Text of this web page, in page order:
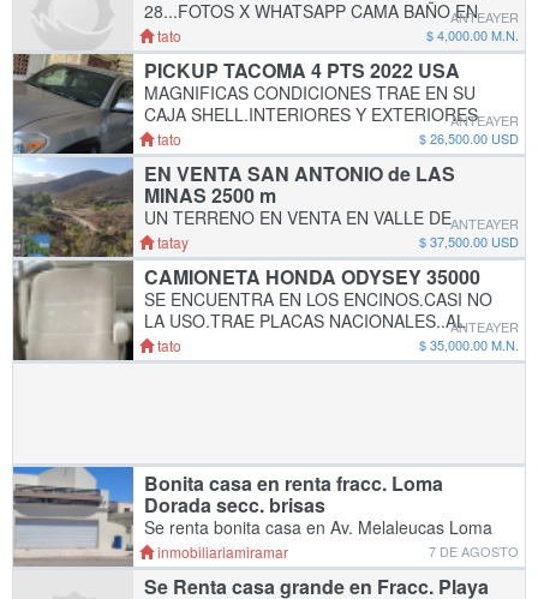
28...FOTOS X WHATSAPP CAMA BAÑO EN
SU HABITACION.SE COMPARTE REFRI.
ESTUFA .LAVADORA ETC..Envio Videos por
WHATSAPP..Hay de 4000 de 2do piso
tato
ANTEAYER
$ 4,000.00 M.N.
PICKUP TACOMA 4 PTS 2022 USA
MAGNIFICAS CONDICIONES TRAE EN SU
CAJA SHELL.INTERIORES Y EXTERIORES
MOTOR Y TRANSMISION 100%..AQUI EN
ENSENADA.LLAMENOS 646 161 6228 X
WHATSAPP ENVIAMOS FOTOS..ES
AMERICANA CON SU
tato
ANTEAYER
$ 26,500.00 USD
EN VENTA SAN ANTONIO de LAS
MINAS 2500 m
UN TERRENO EN VENTA EN VALLE DE
GUADALUPE SECCION SAN ANTONIO DE
LAS MINAS TERRENO DE 2500 METROS
CON OPCION HASTA 1 HECTAREA,
PROPIEDAD PRIVADA, RUSTICO, EN LOMA
CON VISTA, ACCESO
tatay
ANTEAYER
$ 37,500.00 USD
CAMIONETA HONDA ODYSEY 35000
SE ENCUENTRA EN LOS ENCINOS.CASI NO
LA USO.TRAE PLACAS NACIONALES..AL
COMPRARMELA LA ENTREGO DADA DE
BAJA.BUEN MOTOR Y TRANSMISION Y
tato
ANTEAYER
$ 35,000.00 M.N.
Bonita casa en renta fracc. Loma
Dorada secc. brisas
Se renta bonita casa en Av. Melaleucas Loma
dorada secc. brisas de 4 recamaras, 3 baños,
sala, cocina con estufa, comedor,cuarto de
lavar, cochera para 2 autos, terraza. Cerca de
inmobiliariamiramar 7 DE AGOSTO
Se Renta casa grande en Fracc. Playa